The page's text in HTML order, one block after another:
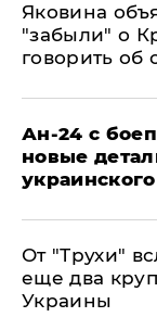
Яковина
"забыли" о
говорить об
Ан-24 с
новые
От "Трухи"
еще два
Украины